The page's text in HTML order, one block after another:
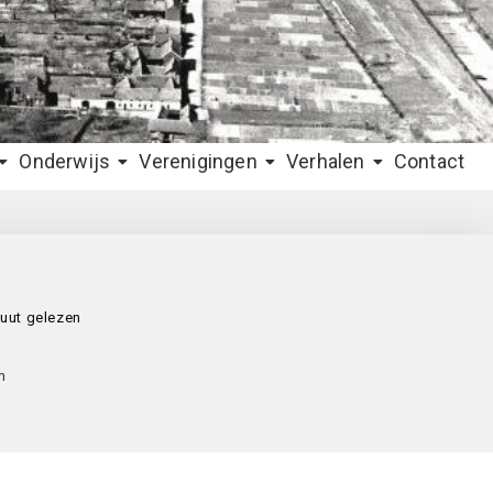
Onderwijs Verenigingen Verhalen Contact
gelezen